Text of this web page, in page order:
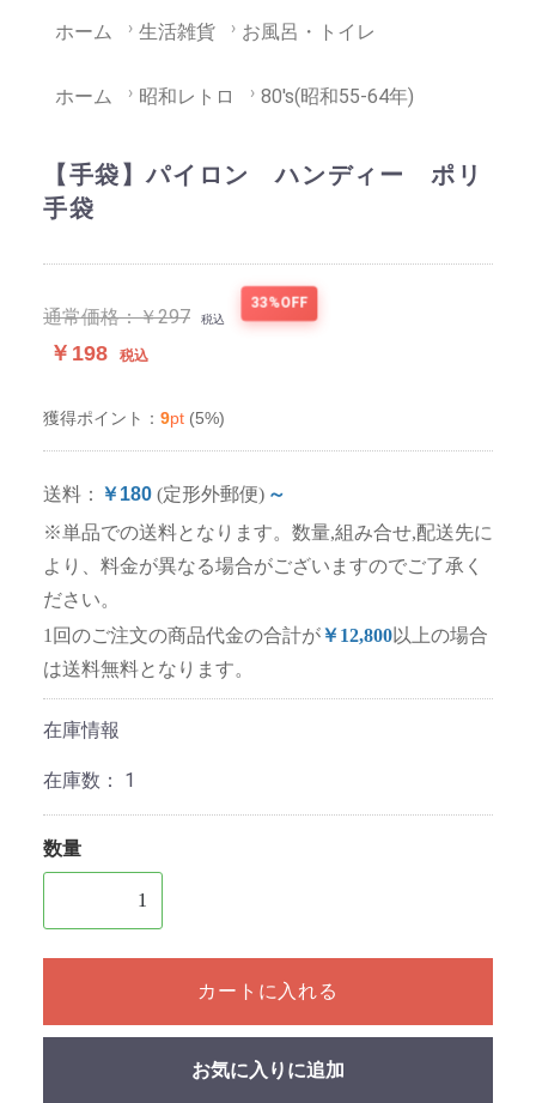
ホーム 生活雑貨 お風呂・トイレ
ホーム 昭和レトロ 80's(昭和55-64年)
【手袋】パイロン ハンディー ポリ
手袋
通常価格：￥297 税込
33%OFF
￥198 税込
獲得ポイント： 9pt (5%)
送料： ￥180 (定形外郵便) ～
※単品での送料となります。数量,組み合せ,配送先に
より、料金が異なる場合がございますのでご了承く
ださい。
1回のご注文の商品代金の合計が￥12,800以上の場合
は送料無料となります。
在庫情報
在庫数： 1
数量
1個以上の数量を入力してください
カートに入れる
お気に入りに追加